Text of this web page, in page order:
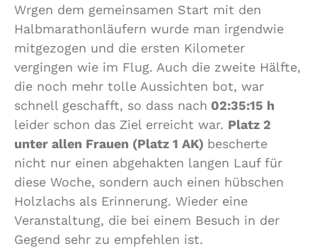
Wrgen dem gemeinsamen Start mit den
Halbmarathonläufern wurde man irgendwie
mitgezogen und die ersten Kilometer
vergingen wie im Flug. Auch die zweite Hälfte,
die noch mehr tolle Aussichten bot, war
schnell geschafft, so dass nach 02:35:15 h
leider schon das Ziel erreicht war. Platz 2
unter allen Frauen (Platz 1 AK) bescherte
nicht nur einen abgehakten langen Lauf für
diese Woche, sondern auch einen hübschen
Holzlachs als Erinnerung. Wieder eine
Veranstaltung, die bei einem Besuch in der
Gegend sehr zu empfehlen ist.